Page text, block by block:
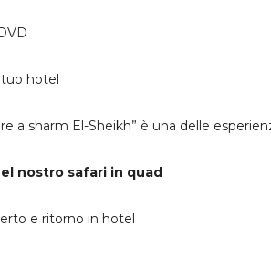
hotel
a sharm El-Sheikh” è una delle
nostro safari in quad
e ritorno in hotel